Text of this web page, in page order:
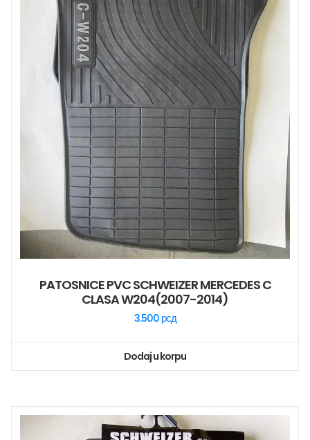
PATOSNICE PVC SCHWEIZER MERCEDES C
CLASA W204(2007-2014)
3.500 рсд
Dodaj u korpu